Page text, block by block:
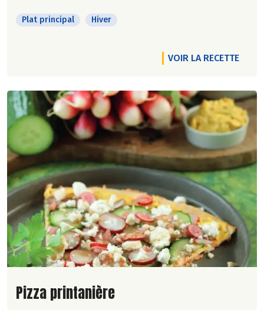
Plat principal Hiver
VOIR LA RECETTE
Lire la suite de la recette
Pizza printanière